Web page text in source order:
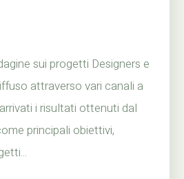
sui progetti Designers e
attraverso vari canali a
i risultati ottenuti dal
principali obiettivi,